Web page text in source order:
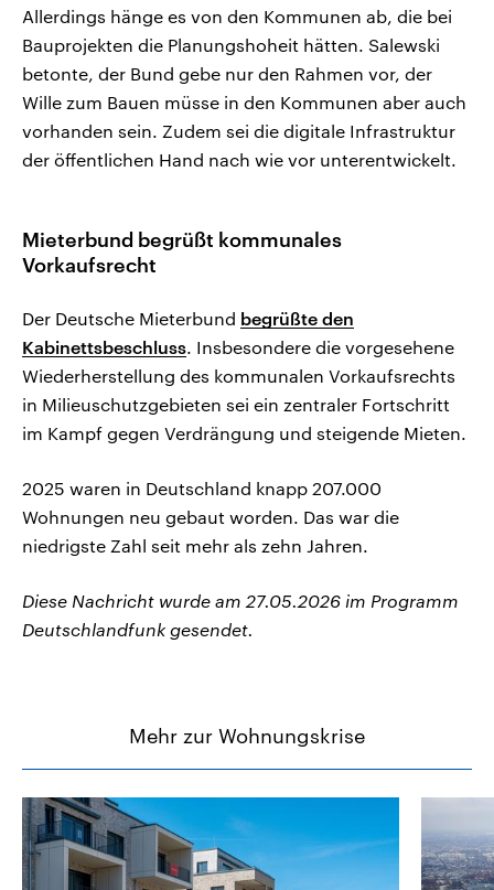
Allerdings hänge es von den Kommunen ab, die bei
Bauprojekten die Planungshoheit hätten. Salewski
betonte, der Bund gebe nur den Rahmen vor, der
Wille zum Bauen müsse in den Kommunen aber auch
vorhanden sein. Zudem sei die digitale Infrastruktur
der öffentlichen Hand nach wie vor unterentwickelt.
Mieterbund begrüßt kommunales
Vorkaufsrecht
Der Deutsche Mieterbund begrüßte den
Kabinettsbeschluss. Insbesondere die vorgesehene
Wiederherstellung des kommunalen Vorkaufsrechts
in Milieuschutzgebieten sei ein zentraler Fortschritt
im Kampf gegen Verdrängung und steigende Mieten.
2025 waren in Deutschland knapp 207.000
Wohnungen neu gebaut worden. Das war die
niedrigste Zahl seit mehr als zehn Jahren.
Diese Nachricht wurde am 27.05.2026 im Programm
Deutschlandfunk gesendet.
Mehr zur Wohnungskrise